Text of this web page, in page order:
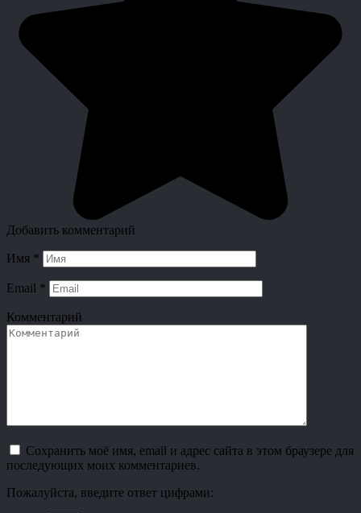
Добавить комментарий
Имя *
Email *
Комментарий
Сохранить моё имя, email и адрес сайта в этом браузере для
последующих моих комментариев.
Пожалуйста, введите ответ цифрами: